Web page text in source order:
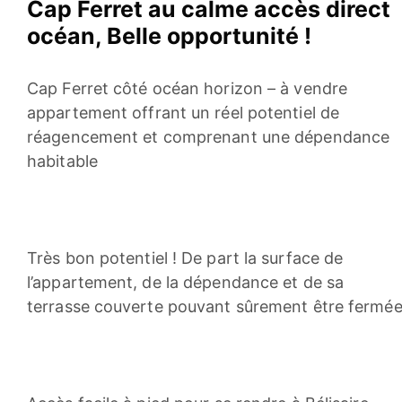
Cap Ferret au calme accès direct
océan, Belle opportunité !
Cap Ferret côté océan horizon – à vendre
appartement offrant un réel potentiel de
réagencement et comprenant une dépendance
habitable
Très bon potentiel ! De part la surface de
l’appartement, de la dépendance et de sa
terrasse couverte pouvant sûrement être fermée